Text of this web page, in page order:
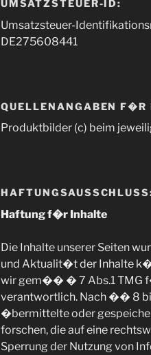
UMSATZSTEUER-ID:
Umsatzsteuer-
DE275608441
QUELLENANGABEN F�R
Produktbilder (c) beim
Haftung f�r Inhalte
Die Inhalte unserer Seiten
und Aktualit�t der Inhalte
wir gem�� � 7 Abs.1 TMG
verantwortlich. Nach �� 8
�bermittelte oder
forschen, die auf eine
Sperrung der Nutzung von